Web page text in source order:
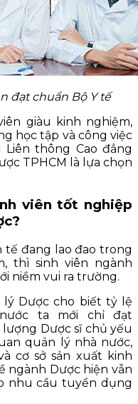
đạt chuẩn Bộ Y tế
giàu kinh nghiệm,
học tập và công việc
thông Cao đẳng
TPHCM là lựa chọn
viên tốt nghiệp
đang lao đao trong
thì sinh viên ngành
niềm vui ra trường.
lý Dược cho biết tỷ lệ
ta mới chỉ đạt
Dược sĩ chủ yếu
quản lý nhà nước,
cơ sở sản xuất kinh
ngành Dược hiện vẫn
nhu cầu tuyển dụng